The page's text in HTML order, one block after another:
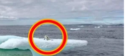
ഗ്ലൂക്കോസ്
സഹായിക്കുന്നു. അവ
കുറയ്ക്കുന്നു.
കൂടുന്നത്